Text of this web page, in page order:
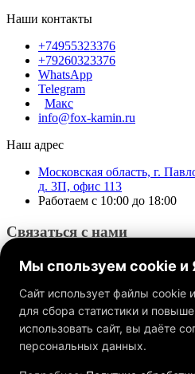
Наши контакты
+74955323376
+79260323376
WhatsApp
Telegram
Макс
info@fox-kamin.ru
Наш адрес
Московская область, г.
д. 3П, офис 113
Работаем с 10:00 до 18:00
Связаться с нами
Обращаем ваше внимание на то,
также вся информация о товарах
Мы спользуем cookie и
Сайт использует файлы cookie
для сбора статистики и
использовать сайт, вы даёте
персональных данных.